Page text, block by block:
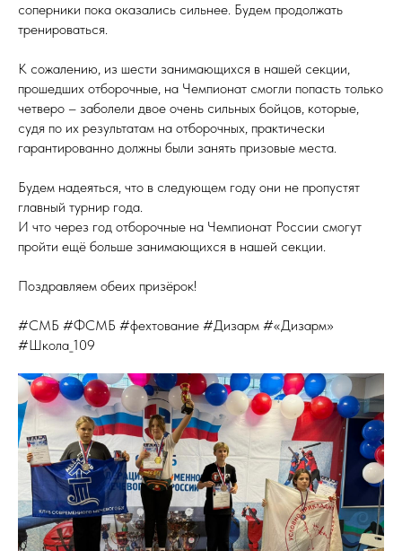
соперники пока оказались сильнее. Будем продолжать
тренироваться.
К сожалению, из шести занимающихся в нашей секции,
прошедших отборочные, на Чемпионат смогли попасть только
четверо – заболели двое очень сильных бойцов, которые,
судя по их результатам на отборочных, практически
гарантированно должны были занять призовые места.
Будем надеяться, что в следующем году они не пропустят
главный турнир года.
И что через год отборочные на Чемпионат России смогут
пройти ещё больше занимающихся в нашей секции.
Поздравляем обеих призёрок!
#СМБ #ФСМБ #фехтование #Дизарм #«Дизарм»
#Школа_109